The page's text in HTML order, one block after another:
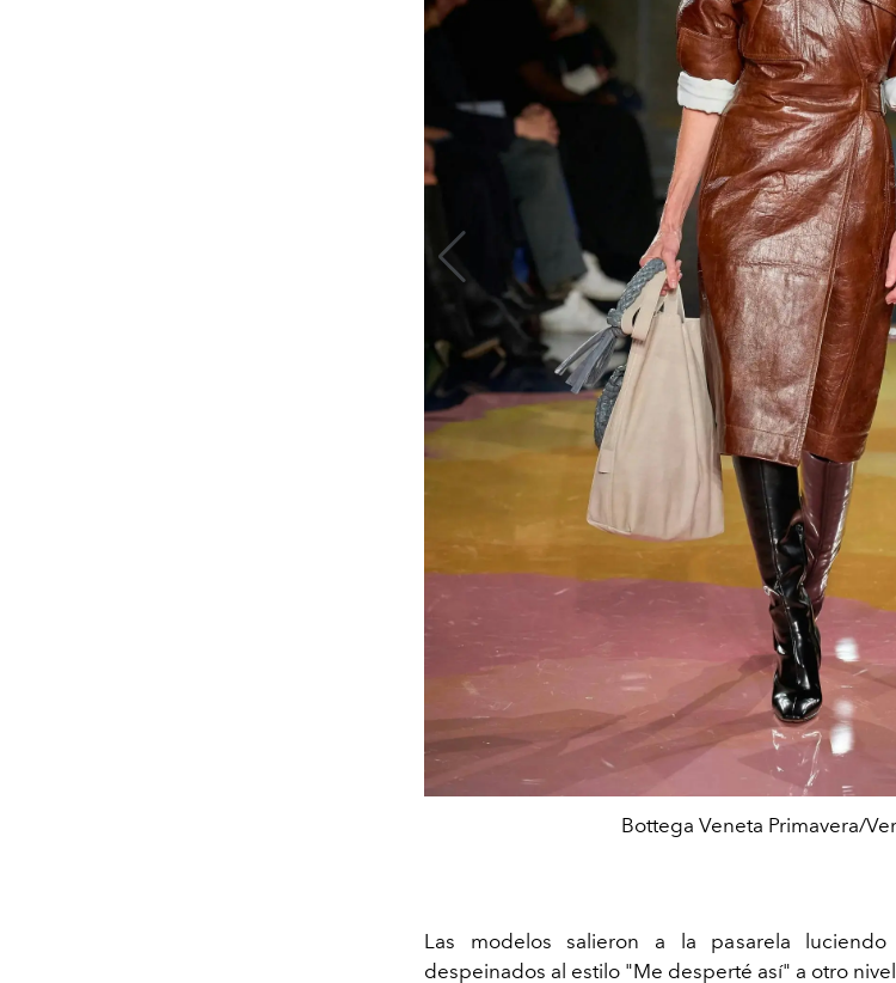
Bottega Veneta Primavera/
Las modelos salieron a la pasarela
despeinados al estilo "Me desperté así" a otro